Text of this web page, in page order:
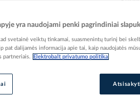
Indikatorius bekontaktis su vibracija
Elektrobalt prekės kodas
090631
EAN kodas
yra naudojami penki pagrindiniai
svetainė veiktų tinkamai, suasmenintų turinį bei
pat dalijamės informacija apie tai, kaip naudojatės
partneriais.
Elektrobalt privatumo politika